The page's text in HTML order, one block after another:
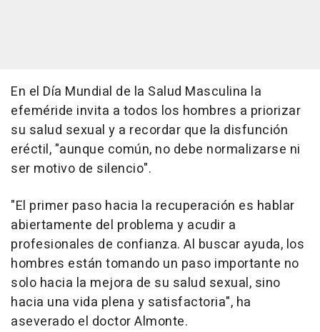
En el Día Mundial de la Salud Masculina la
efeméride invita a todos los hombres a priorizar
su salud sexual y a recordar que la disfunción
eréctil, "aunque común, no debe normalizarse ni
ser motivo de silencio".
"El primer paso hacia la recuperación es hablar
abiertamente del problema y acudir a
profesionales de confianza. Al buscar ayuda, los
hombres están tomando un paso importante no
solo hacia la mejora de su salud sexual, sino
hacia una vida plena y satisfactoria", ha
aseverado el doctor Almonte.